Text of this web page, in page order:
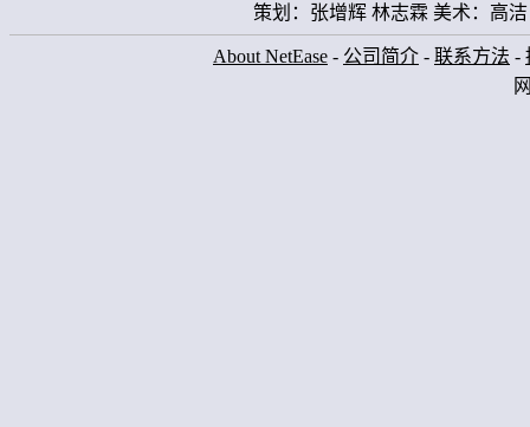
策划：张增辉 林志霖 美术：高
About NetEase - 公司简介 - 联系方法 -